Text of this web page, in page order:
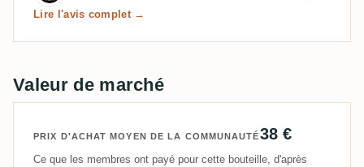
Lire l'avis complet →
Valeur de marché
PRIX D'ACHAT MOYEN DE LA COMMUNAUTÉ38 €
Ce que les membres ont payé pour cette bouteille, d'après